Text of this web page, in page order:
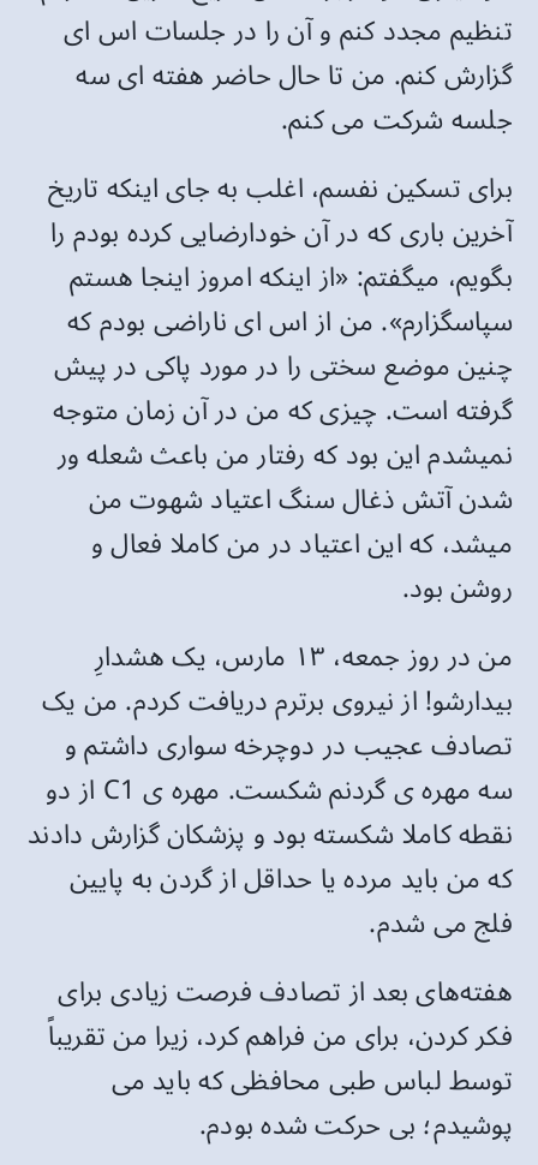
تنظیم مجدد کنم و آن را در جلسات اس ای
گزارش کنم. من تا حال حاضر هفته ای سه
جلسه شرکت می کنم.
برای تسکین نفسم، اغلب به جای اینکه تاریخ
آخرین باری که در آن خودارضایی کرده بودم را
بگویم، میگفتم: «از اینکه امروز اینجا هستم
سپاسگزارم». من از اس ای ناراضی بودم که
چنین موضع سختی را در مورد پاکی در پیش
گرفته است. چیزی که من در آن زمان متوجه
نمیشدم این بود که رفتار من باعث شعله ور
شدن آتش ذغال سنگ اعتیاد شهوت من
میشد، که این اعتیاد در من کاملا فعال و
روشن بود.
من در روز جمعه، ۱۳ مارس، یک هشدارِ
بیدارشو! از نیروی برترم دریافت کردم. من یک
تصادف عجیب در دوچرخه سواری داشتم و
سه مهره ی گردنم شکست. مهره ی C1 از دو
نقطه کاملا شکسته بود و پزشکان گزارش دادند
که من باید مرده یا حداقل از گردن به پایین
فلج می شدم.
هفته‌های بعد از تصادف فرصت زیادی برای
فکر کردن، برای من فراهم کرد، زیرا من تقریباً
توسط لباس طبی محافظی که باید می
پوشیدم؛ بی حرکت شده بودم.